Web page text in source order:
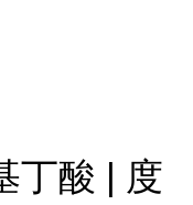
丁酸 | 度